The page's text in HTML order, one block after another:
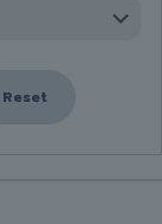
Reset